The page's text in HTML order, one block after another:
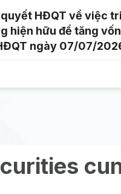
HĐQT về việc
hiện hữu để tăng
ngày 07/07/